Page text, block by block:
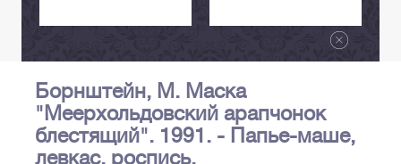
Борнштейн, М. Маска
"Меерхольдовский арапчонок
блестящий". 1991. - Папье-маше,
левкас, роспись.